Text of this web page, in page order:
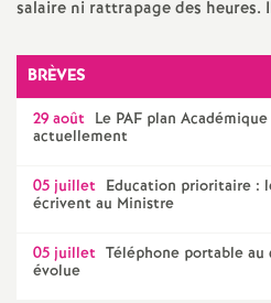
salaire ni rattrapage des heures.
BRÈVES
29 août Le PAF plan
actuellement
05 juillet Education prioritaire :
écrivent au Ministre
05 juillet Téléphone portable
évolue